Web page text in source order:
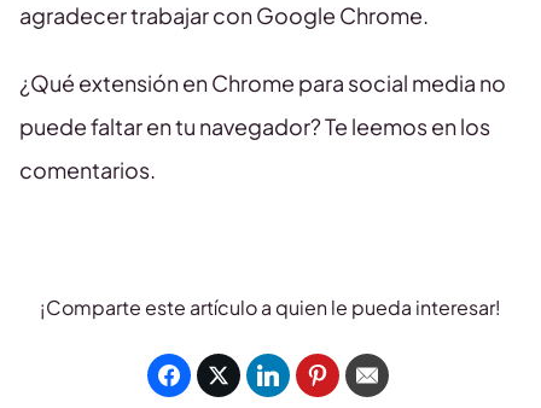
agradecer trabajar con Google Chrome.
¿Qué extensión en Chrome para social media no
puede faltar en tu navegador? Te leemos en los
comentarios.
¡Comparte este artículo a quien le pueda interesar!